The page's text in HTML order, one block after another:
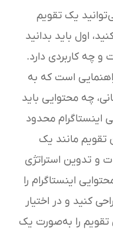
یک تقویم
اول باید بدانید
و چه کاربردی دارد.
است که به
چه محتوایی باید
اینستاگرام محدود
تقویم مانند یک
و تدوین استراتژی
اینستاگرام را
کنید و در اختیار
تقویم را به‌صورت یک